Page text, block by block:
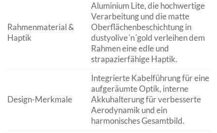
Rahmenmaterial &
Haptik
Aluminium Lite, die hochwertige
Verarbeitung und die matte
Oberflächenbeschichtung in
dustyolive´n´gold verleihen dem
Rahmen eine edle und
strapazierfähige Haptik.
Design-Merkmale
Integrierte Kabelführung für eine
aufgeräumte Optik, interne
Akkuhalterung für verbesserte
Aerodynamik und ein
harmonisches Gesamtbild.